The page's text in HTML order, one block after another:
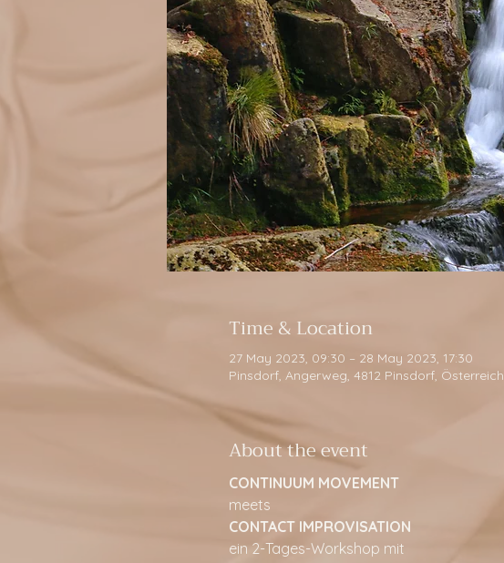
Time & Location
27 May 2023, 09:30 – 28 May 2023, 17:30
Pinsdorf, Angerweg, 4812 Pinsdorf, Österreich
About the event
CONTINUUM MOVEMENT
meets
CONTACT IMPROVISATION
ein 2-Tages-Workshop mit